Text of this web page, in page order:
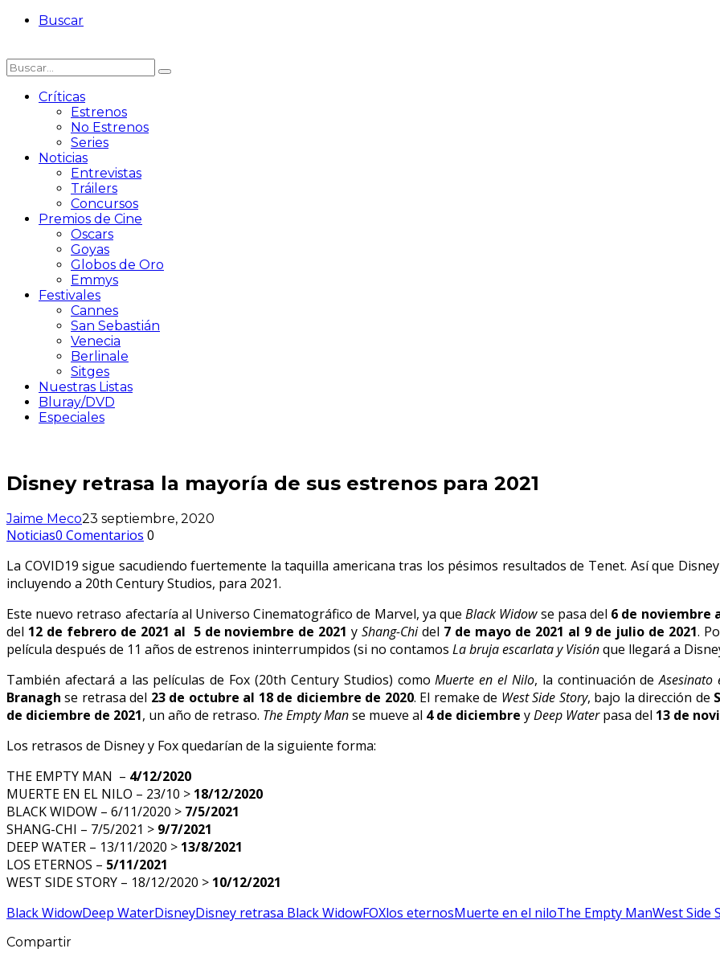
Buscar
Críticas
Estrenos
No Estrenos
Series
Noticias
Entrevistas
Tráilers
Concursos
Premios de Cine
Oscars
Goyas
Globos de Oro
Emmys
Festivales
Cannes
San Sebastián
Venecia
Berlinale
Sitges
Nuestras Listas
Bluray/DVD
Especiales
Disney retrasa la mayoría de sus estrenos para 2021
Jaime Meco23 septiembre, 2020
Noticias0 Comentarios 0
La COVID19 sigue sacudiendo fuertemente la taquilla americana tras los pésimos resultados de Tenet. Así que
incluyendo a 20th Century Studios, para 2021.
Este nuevo retraso afectaría al Universo Cinematográfico de Marvel, ya queBlack Widowse pasa del 6 de noviembre
del 12 de febrero de 2021 al 5 de noviembre de 2021 yShang-Chidel 7 de mayo de 2021 al 9 de julio de 2021.
película después de 11 años de estrenos ininterrumpidos (si no contamos La bruja escarlata y Visiónque llegará a
También afectará a las películas de Fox (20th Century Studios) comoMuerte en el Nilo, la continuación deAsesinato
Branagh se retrasa del 23 de octubre al 18 de diciembre de 2020. El remake de West Side Story, bajo la dirección de
de diciembre de 2021, un año de retraso. The Empty Manse mueve al 4 de diciembre yDeep Waterpasa del 13 de
Los retrasos de Disney y Fox quedarían de la siguiente forma:
THE EMPTY MAN – 4/12/2020
MUERTE EN EL NILO – 23/10 > 18/12/2020
BLACK WIDOW – 6/11/2020 > 7/5/2021
SHANG-CHI – 7/5/2021 > 9/7/2021
DEEP WATER – 13/11/2020 > 13/8/2021
LOS ETERNOS – 5/11/2021
WEST SIDE STORY – 18/12/2020 > 10/12/2021
Black WidowDeep WaterDisneyDisney retrasa Black WidowFOXlos eternosMuerte en el niloThe Empty ManWest Side
Compartir